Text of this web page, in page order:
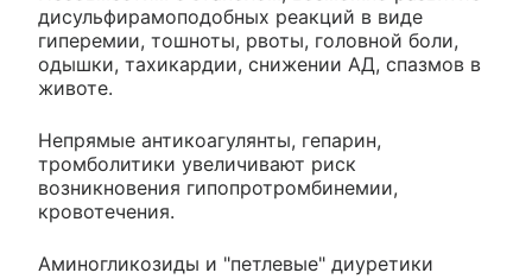
дисульфирамоподобных реакций в виде
гиперемии, тошноты, рвоты, головной боли,
одышки, тахикардии, снижении АД, спазмов в
животе.
Непрямые антикоагулянты, гепарин,
тромболитики увеличивают риск
возникновения гипопротромбинемии,
кровотечения.
Аминогликозиды и "петлевые" диуретики